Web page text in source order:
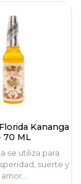
Kananga
70 ML
se utiliza para
suerte y
amor...